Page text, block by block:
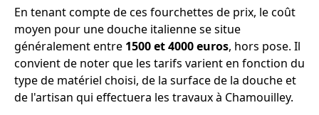
En tenant compte de ces fourchettes de prix, le coût
moyen pour une douche italienne se situe
généralement entre 1500 et 4000 euros, hors pose. Il
convient de noter que les tarifs varient en fonction du
type de matériel choisi, de la surface de la douche et
de l'artisan qui effectuera les travaux à Chamouilley.